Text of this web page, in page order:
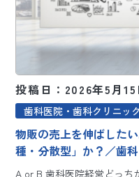
投稿日：2026年5月15
歯科医院・歯科クリニック
物販の売上を伸ばした
種・分散型」か？／歯
A or B 歯科医院経営どっち